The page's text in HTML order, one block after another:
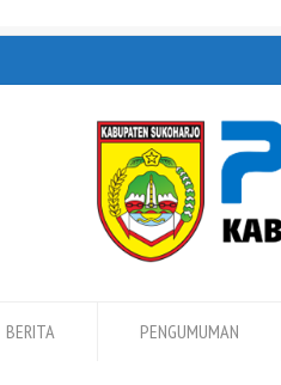
BERITA PENGUMUMAN